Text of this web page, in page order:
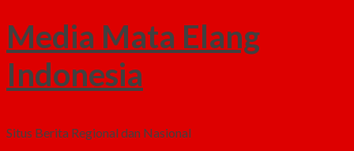
Media Mata Elang
Indonesia
Situs Berita Regional dan Nasional